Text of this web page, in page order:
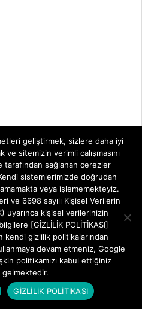
geliştirmek, sizlere daha iyi
ve sitemizin verimli çalışmasını
tarafından sağlanan çerezler
sistemlerimizde doğrudan
veya işlememekteyiz.
ve 6698 sayılı Kişisel Verilerin
uyarınca kişisel verilerinizin
[GİZLİLİK POLİTİKASI]
kendi gizlilik politikalarından
devam etmeniz, Google
politikamızı kabul ettiğiniz
gelmektedir.
GİZLİLİK POLİTİKASI